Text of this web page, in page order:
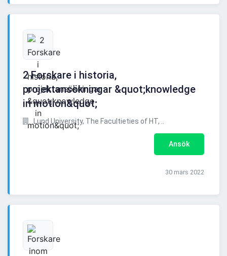
2 Forskare i historia,
projektansökningar &quot;knowledge
in motion&quot;
Lund University, The Facultieties of HT, ..
Ansök
30 mars 2022